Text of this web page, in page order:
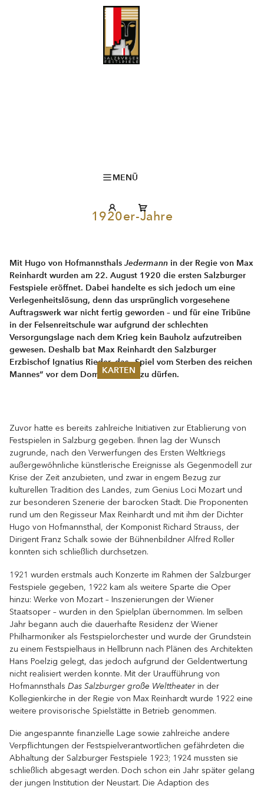
MENÜ
KARTEN
Karteninformation
Gutscheine
1920er-Jahre
Mit Hugo von HofmannsthalsJedermann in der Regie von Max
Reinhardt wurden am 22. August 1920 die ersten Salzburger
Festspiele eröffnet. Dabei handelte es sich jedoch um eine
Verlegenheitslösung, denn das ursprünglich vorgesehene
Auftragswerk war nicht fertig geworden – und für eine Tribüne
in der Felsenreitschule war aufgrund der schlechten
Versorgungslage nach dem Krieg kein Bauholz aufzutreiben
gewesen. Deshalb bat Max Reinhardt den Salzburger
Erzbischof Ignatius Rieder, das „Spiel vom Sterben des reichen
Mannes“ vor dem Dom aufführen zu dürfen.
Zuvor hatte es bereits zahlreiche Initiativen zur Etablierung von
Festspielen in Salzburg gegeben. Ihnen lag der Wunsch
zugrunde, nach den Verwerfungen des Ersten Weltkriegs
außergewöhnliche künstlerische Ereignisse als Gegenmodell zur
Krise der Zeit anzubieten, und zwar in engem Bezug zur
kulturellen Tradition des Landes, zum Genius Loci Mozart und
zur besonderen Szenerie der barocken Stadt. Die Proponenten
rund um den Regisseur Max Reinhardt und mit ihm der Dichter
Hugo von Hofmannsthal, der Komponist Richard Strauss, der
Dirigent Franz Schalk sowie der Bühnenbildner Alfred Roller
konnten sich schließlich durchsetzen.
1921 wurden erstmals auch Konzerte im Rahmen der Salzburger
Festspiele gegeben, 1922 kam als weitere Sparte die Oper
hinzu: Werke von Mozart – Inszenierungen der Wiener
Staatsoper – wurden in den Spielplan übernommen. Im selben
Jahr begann auch die dauerhafte Residenz der Wiener
Philharmoniker als Festspielorchester und wurde der Grundstein
zu einem Festspielhaus in Hellbrunn nach Plänen des Architekten
Hans Poelzig gelegt, das jedoch aufgrund der Geldentwertung
nicht realisiert werden konnte. Mit der Uraufführung von
Hofmannsthals Das Salzburger große Welttheater in der
Kollegienkirche in der Regie von Max Reinhardt wurde 1922 eine
weitere provisorische Spielstätte in Betrieb genommen.
Die angespannte finanzielle Lage sowie zahlreiche andere
Verpflichtungen der Festspielverantwortlichen gefährdeten die
Abhaltung der Salzburger Festspiele 1923; 1924 mussten sie
schließlich abgesagt werden. Doch schon ein Jahr später gelang
der jungen Institution der Neustart. Die Adaption des